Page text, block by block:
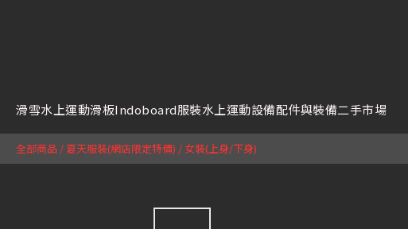
滑雪水上運動滑板Indoboard服裝水上運動設備配件與裝備二手市場
全部商品 / 夏天服裝(網店限定特價) /女裝(上身/下身)